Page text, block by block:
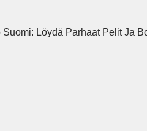
Suomi: Löydä Parhaat Pelit Ja